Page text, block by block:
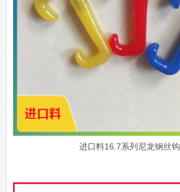
进口料16.7系列尼龙钢丝钩